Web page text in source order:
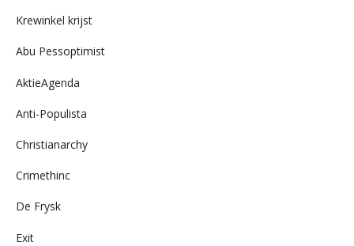
Krewinkel krijst
Abu Pessoptimist
AktieAgenda
Anti-Populista
Christianarchy
Crimethinc
De Frysk
Exit